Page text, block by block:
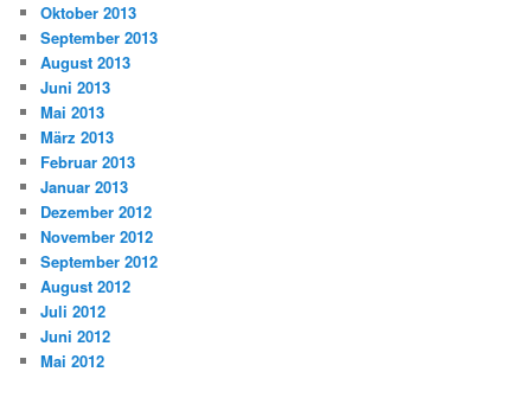
Oktober 2013
September 2013
August 2013
Juni 2013
Mai 2013
März 2013
Februar 2013
Januar 2013
Dezember 2012
November 2012
September 2012
August 2012
Juli 2012
Juni 2012
Mai 2012